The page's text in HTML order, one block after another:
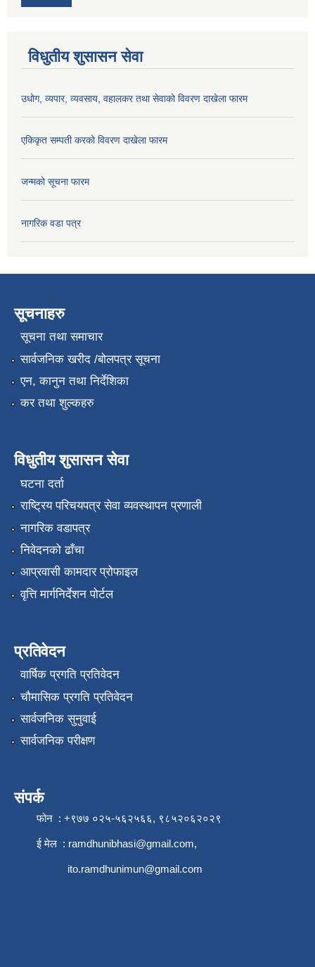
विधुतीय शुसासन सेवा
उधोग, व्यपार, व्यवसाय, वहालकर तथा सेवाको विवरण दाखेला फारम
एकिकृत सम्पती करको विवरण दाखेला फारम
जन्मको सूचना फारम
नागरिक वडा पत्र
सूचनाहरु
सूचना तथा समाचार
सार्वजनिक खरीद /बोलपत्र सूचना
एन, कानुन तथा निर्देशिका
कर तथा शुल्कहरु
विधुतीय शुसासन सेवा
घटना दर्ता
राष्ट्रिय परिचयपत्र सेवा व्यवस्थापन प्रणाली
नागरिक वडापत्र
निवेदनको ढाँचा
आप्रवासी कामदार प्रोफाइल
वृत्ति मार्गनिर्देशन पोर्टल
प्रतिवेदन
वार्षिक प्रगति प्रतिवेदन
चौमासिक प्रगति प्रतिवेदन
सार्वजनिक सुनुवाई
सार्वजनिक परीक्षण
संपर्क
फोन : +९७७ ०२५-५६२५६६, ९८५२०६२०२९
ई मेल : ramdhunibhasi@gmail.com,
ito.ramdhunimun@gmail.com